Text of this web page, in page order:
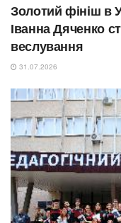
Золотий фініш в
Іванна Дяченко
веслування
31.07.2026